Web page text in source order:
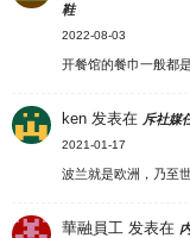
鞋
2022-08-03
开餐馆的餐巾一般都
ken 发表在 斥社媒
2021-01-17
波兰就是欧洲，乃至
華融員工 发表在